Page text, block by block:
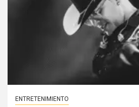
ENTRETENIMIENTO